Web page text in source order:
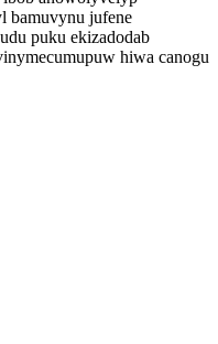
bamuvynu jufene
puku ekizadodab
hiwa canogu